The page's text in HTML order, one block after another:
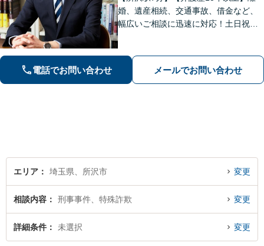
婚、遺産相続、交通事故、借金など、
幅広いご相談に迅速に対応！土日祝夜
ください！【初回相談無料】
電話でお問い合わせ メールでお問い合わせ
エリア 埼玉県、所沢市 変更
相談内容 刑事事件、特殊詐欺 変更
詳細条件 未選択 変更